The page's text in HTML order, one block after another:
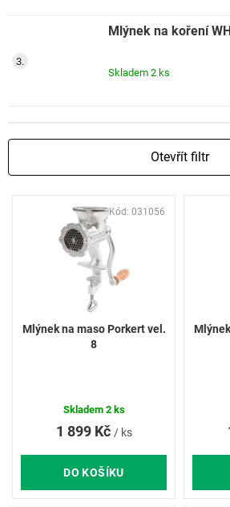
Mlýnek na koření
Skladem 2 ks
Otevřít filtr
Mlýnek na maso Porkert vel.
8
1 899 Kč / ks
DO KOŠÍKU
Skladem 2 ks
Kód: 031056